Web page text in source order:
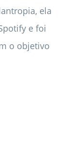
ela
e foi
o objetivo